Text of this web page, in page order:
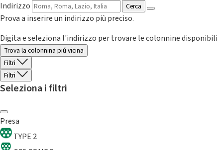
Indirizzo
Cerca
Prova a inserire un indirizzo più preciso.
Digita e seleziona l'indirizzo per trovare le colonnine disponibili
Trova la colonnina piú vicina
Filtri
Filtri
Seleziona i filtri
Presa
TYPE 2